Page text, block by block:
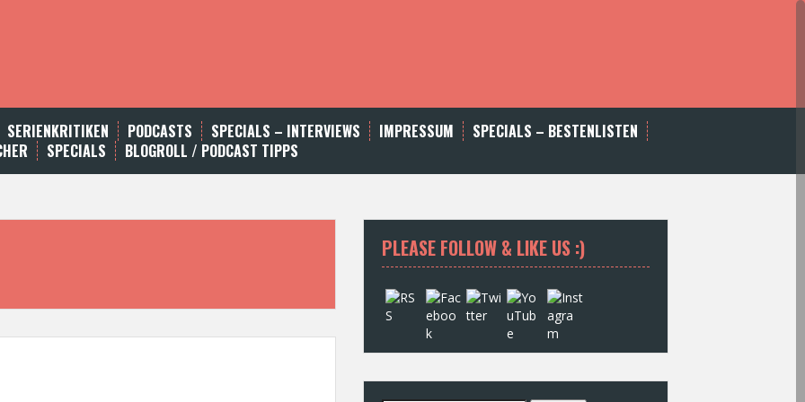
SERIENKRITIKEN PODCASTS SPECIALS – INTERVIEWS IMPRESSUM
SPECIALS – BESTENLISTEN
SPECIALS BLOGROLL / PODCAST TIPPS
PLEASE FOLLOW & LIKE US :)